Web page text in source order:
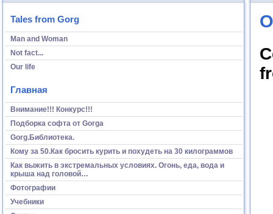
Tales from Gorg
Man and Woman
Not fact...
Our life
Главная
Внимание!!! Конкурс!!!
Подборка софта от Gorga
Gorg.Библиотека.
Кому за 50.Как бросить курить и похудеть на 30 килограммов
Как выжить в экстремальных условиях. Огонь, еда, вода и
крыша над головой…
Фотографии
Учебники